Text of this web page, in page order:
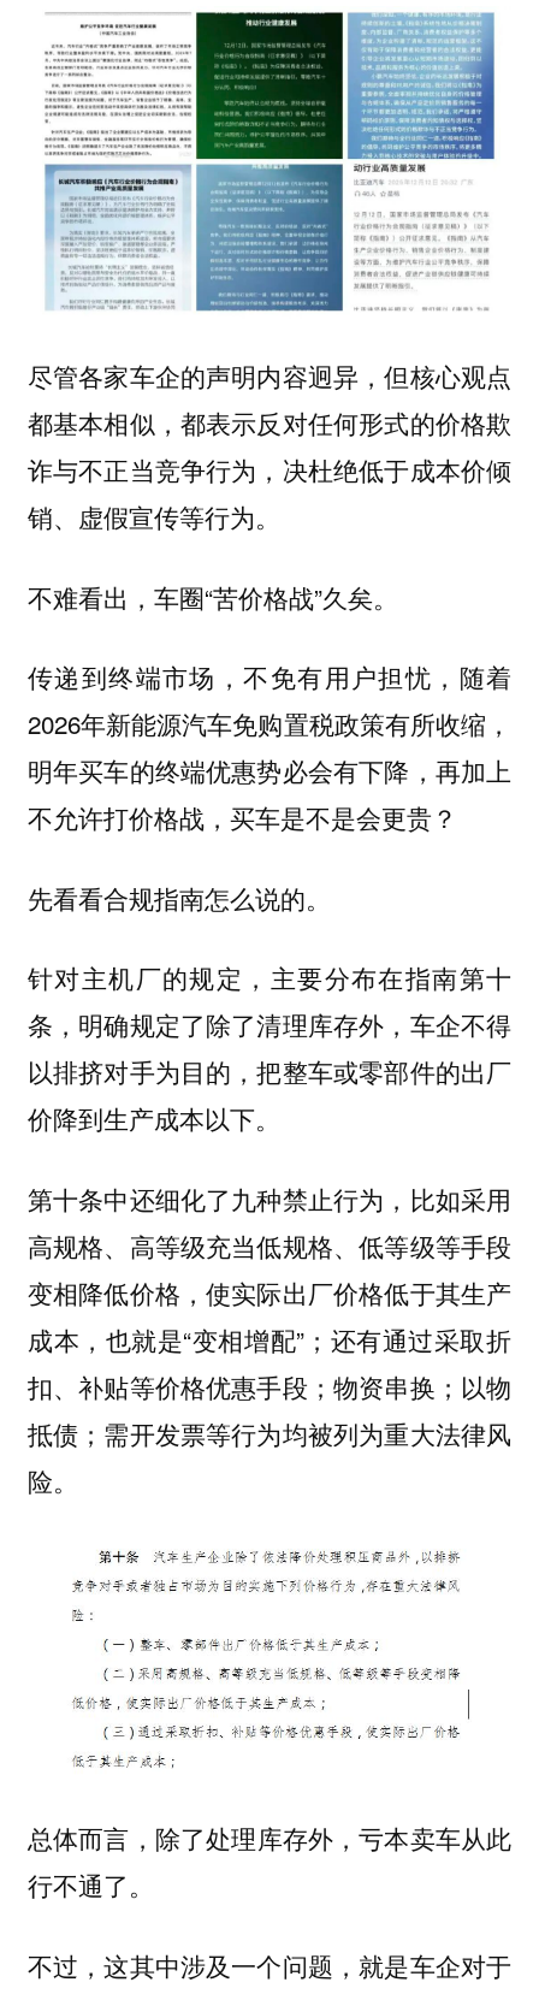
尽管各家车企的声明内容迥异，但核心观点
都基本相似，都表示反对任何形式的价格欺
诈与不正当竞争行为，决杜绝低于成本价倾
销、虚假宣传等行为。
不难看出，车圈“苦价格战”久矣。
传递到终端市场，不免有用户担忧，随着
2026年新能源汽车免购置税政策有所收缩，
明年买车的终端优惠势必会有下降，再加上
不允许打价格战，买车是不是会更贵？
先看看合规指南怎么说的。
针对主机厂的规定，主要分布在指南第十
条，明确规定了除了清理库存外，车企不得
以排挤对手为目的，把整车或零部件的出厂
价降到生产成本以下。
第十条中还细化了九种禁止行为，比如采用
高规格、高等级充当低规格、低等级等手段
变相降低价格，使实际出厂价格低于其生产
成本，也就是“变相增配”；还有通过采取折
扣、补贴等价格优惠手段；物资串换；以物
抵债；需开发票等行为均被列为重大法律风
险。
总体而言， 除了处理库存外，亏本卖车从此
行不通了。
不过，这其中涉及一个问题，就是车企对于